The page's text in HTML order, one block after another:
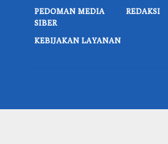
PEDOMAN MEDIA
SIBER
REDAKSI
KEBIJAKAN LAYANAN